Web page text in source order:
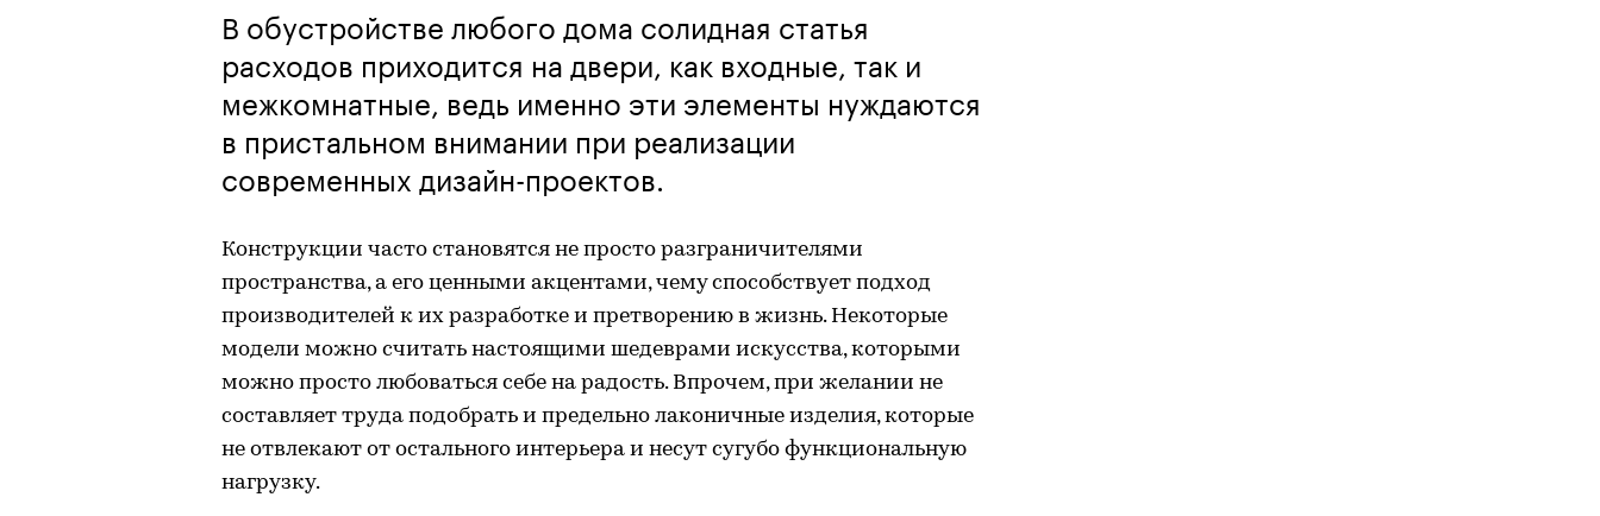
В обустройстве любого дома солидная статья
расходов приходится на двери, как входные, так и
межкомнатные, ведь именно эти элементы нуждаются
в пристальном внимании при реализации
современных дизайн-проектов.
Конструкции часто становятся не просто разграничителями
пространства, а его ценными акцентами, чему способствует подход
производителей к их разработке и претворению в жизнь. Некоторые
модели можно считать настоящими шедеврами искусства, которыми
можно просто любоваться себе на радость. Впрочем, при желании не
составляет труда подобрать и предельно лаконичные изделия, которые
не отвлекают от остального интерьера и несут сугубо функциональную
нагрузку.